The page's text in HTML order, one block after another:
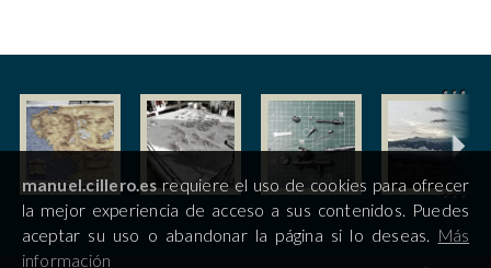
manuel.cillero.esrequiere el uso de cookies para ofrecer
la mejor experiencia de acceso a sus contenidos. Puedes
aceptar su uso o abandonar la página si lo deseas. Más
información